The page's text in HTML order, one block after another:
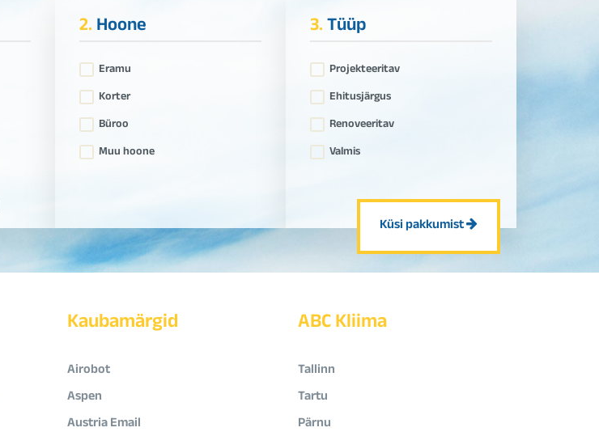
2.Hoone
Eramu
Korter
Büroo
Muu hoone
3.Tüüp
Projekteeritav
Ehitusjärgus
Renoveeritav
Valmis
Küsi pakkumist
Kaubamärgid
Airobot
Aspen
Austria Email
ABC Kliima
Tallinn
Tartu
Pärnu